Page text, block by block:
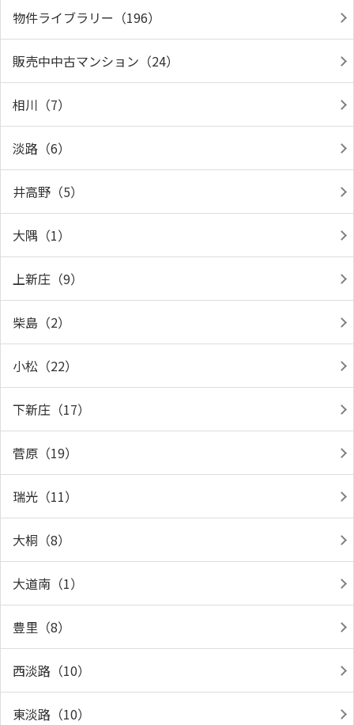
物件ライブラリー（196）
販売中中古マンション（24）
相川（7）
淡路（6）
井高野（5）
大隅（1）
上新庄（9）
柴島（2）
小松（22）
下新庄（17）
菅原（19）
瑞光（11）
大桐（8）
大道南（1）
豊里（8）
西淡路（10）
東淡路（10）